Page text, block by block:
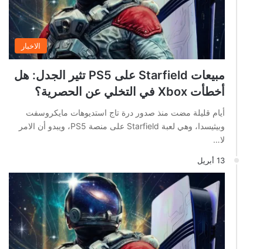
الاخبار
مبيعات Starfield على PS5 تثير الجدل: هل
أخطأت Xbox في التخلي عن الحصرية؟
أيام قليلة مضت منذ صدور درة تاج استديوهات مايكروسفت
وبيثيسدا، وهي لعبة Starfield على منصة PS5، ويبدو أن الامر
لا…
13 أبريل